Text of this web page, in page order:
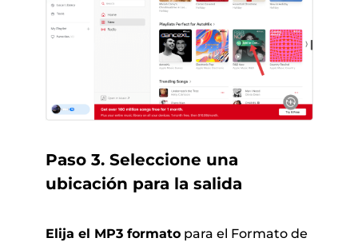
Paso 3. Seleccione una
ubicación para la salida
Elija el MP3 formatopara el Formato de